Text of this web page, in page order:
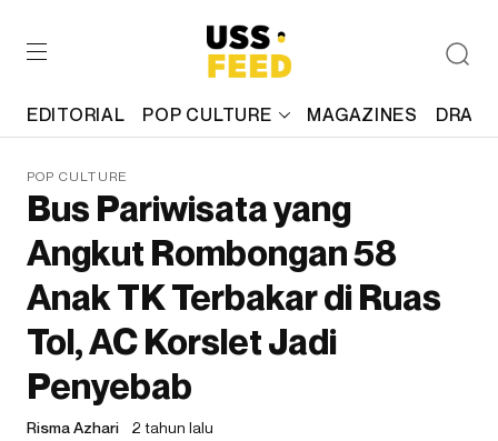
EDITORIAL POP CULTURE MAGAZINES
POP CULTURE
Bus Pariwisata yang
Angkut Rombongan 58
Anak TK Terbakar di Ruas
Tol, AC Korslet Jadi
Penyebab
Risma Azhari 2 tahun lalu